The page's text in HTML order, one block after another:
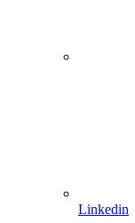
Linkedin